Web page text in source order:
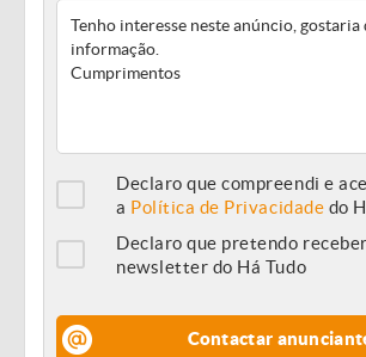
Declaro que compreendi e
a Política de Privacidade do
Declaro que pretendo
newsletter do Há Tudo
Contactar